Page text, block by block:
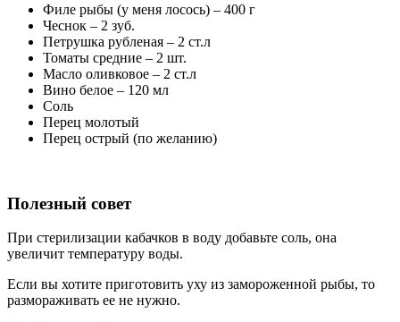
Филе рыбы (у меня лосось) – 400 г
Чеснок – 2 зуб.
Петрушка рубленая – 2 ст.л
Томаты средние – 2 шт.
Масло оливковое – 2 ст.л
Вино белое – 120 мл
Соль
Перец молотый
Перец острый (по желанию)
Полезный совет
При стерилизации кабачков в воду добавьте соль, она
увеличит температуру воды.
Если вы хотите приготовить уху из замороженной рыбы, то
размораживать ее не нужно.